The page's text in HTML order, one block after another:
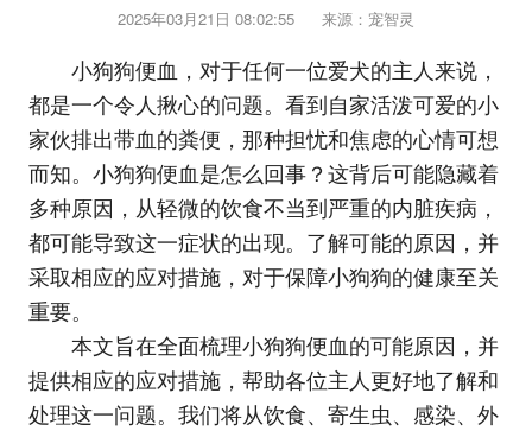
2025年03月21日 08:02:55 来源：宠智灵
小狗狗便血，对于任何一位爱犬的主人来说，
都是一个令人揪心的问题。看到自家活泼可爱的小
家伙排出带血的粪便，那种担忧和焦虑的心情可想
而知。小狗狗便血是怎么回事？这背后可能隐藏着
多种原因，从轻微的饮食不当到严重的内脏疾病，
都可能导致这一症状的出现。了解可能的原因，并
采取相应的应对措施，对于保障小狗狗的健康至关
重要。
本文旨在全面梳理小狗狗便血的可能原因，并
提供相应的应对措施，帮助各位主人更好地了解和
处理这一问题。我们将从饮食、寄生虫、感染、外